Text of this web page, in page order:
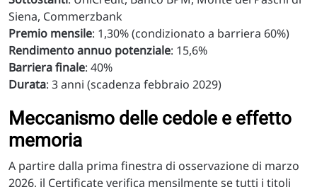
Siena, Commerzbank
Premio mensile: 1,30% (condizionato a barriera 60%)
Rendimento annuo potenziale: 15,6%
Barriera finale: 40%
Durata: 3 anni (scadenza febbraio 2029)
Meccanismo delle cedole e effetto
memoria
A partire dalla prima finestra di osservazione di marzo
2026, il Certificate verifica mensilmente se tutti i titoli